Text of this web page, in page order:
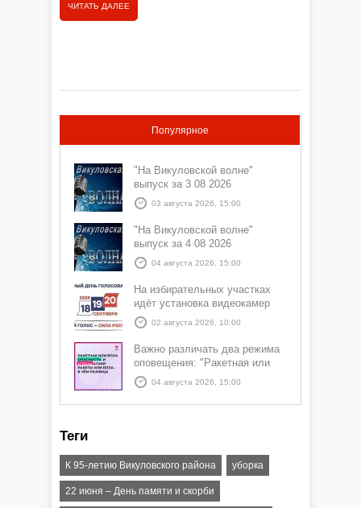
ЧИТАТЬ ДАЛЕЕ
Популярное
"На Викуловской волне"
выпуск за 3 08 2026
03 августа 2026, 15:00
"На Викуловской волне"
выпуск за 4 08 2026
04 августа 2026, 15:00
На избирательных участках
идёт установка видеокамер
02 августа 2026, 10:00
Важно различать два режима
оповещения: "Ракетная или
БПЛА опасность" и "Угроза
атаки ракеты или БПЛА"
04 августа 2026, 15:00
Теги
К 95-летию Викуловского района уборка
22 июня – День памяти и скорби